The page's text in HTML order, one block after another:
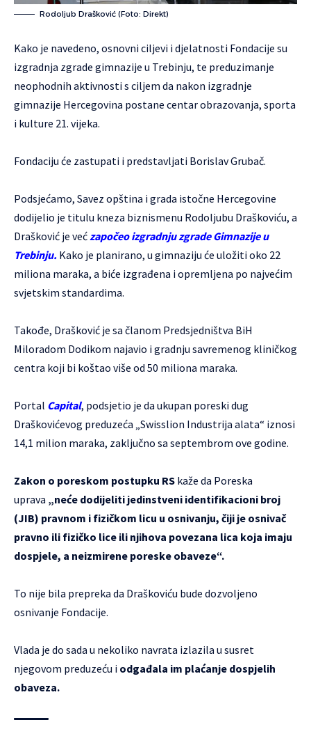
Rodoljub Drašković (Foto: Direkt)
Kako je navedeno, osnovni ciljevi i djelatnosti Fondacije su
izgradnja zgrade gimnazije u Trebinju, te preduzimanje
neophodnih aktivnosti s ciljem da nakon izgradnje
gimnazije Hercegovina postane centar obrazovanja, sporta
i kulture 21. vijeka.
Fondaciju će zastupati i predstavljati Borislav Grubač.
Podsjećamo, Savez opština i grada istočne Hercegovine
dodijelio je titulu kneza biznismenu Rodoljubu Draškoviću, a
Drašković je već započeo izgradnju zgrade Gimnazije u
Trebinju. Kako je planirano, u gimnaziju će uložiti oko 22
miliona maraka, a biće izgrađena i opremljena po najvećim
svjetskim standardima.
Takođe, Drašković je sa članom Predsjedništva BiH
Miloradom Dodikom najavio i gradnju savremenog kliničkog
centra koji bi koštao više od 50 miliona maraka.
Portal Capital, podsjetio je da ukupan poreski dug
Draškovićevog preduzeća „Swisslion Industrija alata“ iznosi
14,1 milion maraka, zaključno sa septembrom ove godine.
Zakon o poreskom postupku RS kaže da Poreska
uprava „neće dodijeliti jedinstveni identifikacioni broj
(JIB) pravnom i fizičkom licu u osnivanju, čiji je osnivač
pravno ili fizičko lice ili njihova povezana lica koja imaju
dospjele, a neizmirene poreske obaveze“.
To nije bila prepreka da Draškoviću bude dozvoljeno
osnivanje Fondacije.
Vlada je do sada u nekoliko navrata izlazila u susret
njegovom preduzeću i odgađala im plaćanje dospjelih
obaveza.